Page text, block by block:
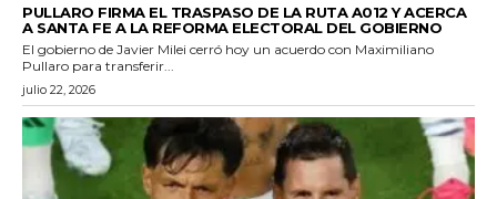
PULLARO FIRMA EL TRASPASO DE LA RUTA A012 Y ACERCA
A SANTA FE A LA REFORMA ELECTORAL DEL GOBIERNO
El gobierno de Javier Milei cerró hoy un acuerdo con Maximiliano
Pullaro para transferir...
julio 22, 2026